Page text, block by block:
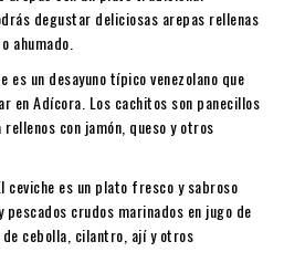
degustar deliciosas arepas rellenas
ahumado.
es un desayuno típico venezolano que
en Adícora. Los cachitos son panecillos
rellenos con jamón, queso y otros
ceviche es un plato fresco y sabroso
crudos marinados en jugo de
cebolla, cilantro, ají y otros